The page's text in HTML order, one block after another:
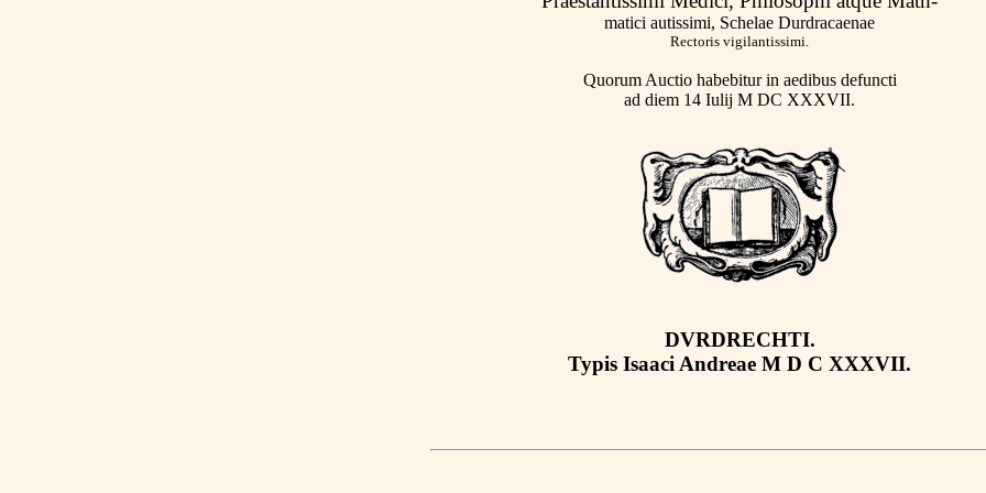
matici autissimi, Schelae Durdracaenae
Rectoris vigilantissimi.
Quorum Auctio habebitur in aedibus defuncti
ad diem 14 Iulij M DC XXXVII.
DVRDRECHTI.
Typis Isaaci Andreae M D C XXXVII.